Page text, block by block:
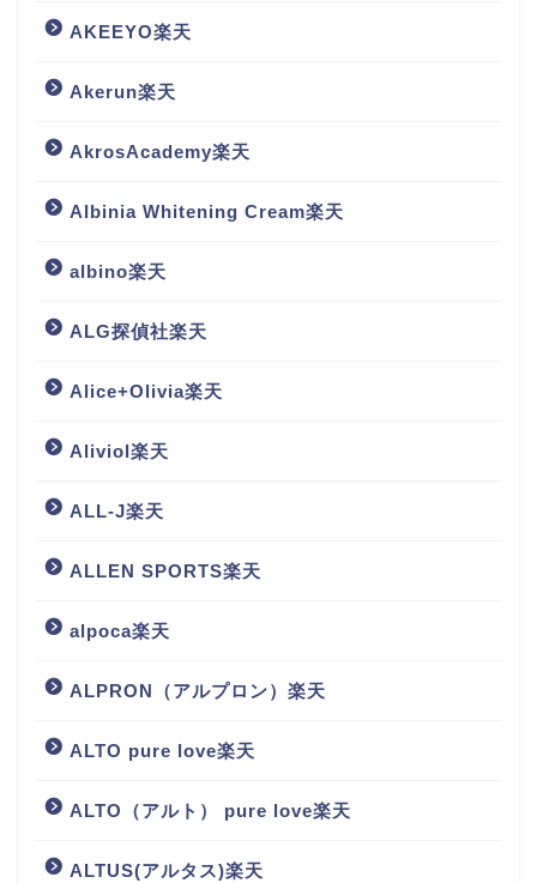
AKEEYO楽天
Akerun楽天
AkrosAcademy楽天
Albinia Whitening Cream楽天
albino楽天
ALG探偵社楽天
Alice+Olivia楽天
Aliviol楽天
ALL-J楽天
ALLEN SPORTS楽天
alpoca楽天
ALPRON（アルプロン）楽天
ALTO pure love楽天
ALTO（アルト） pure love楽天
ALTUS(アルタス)楽天